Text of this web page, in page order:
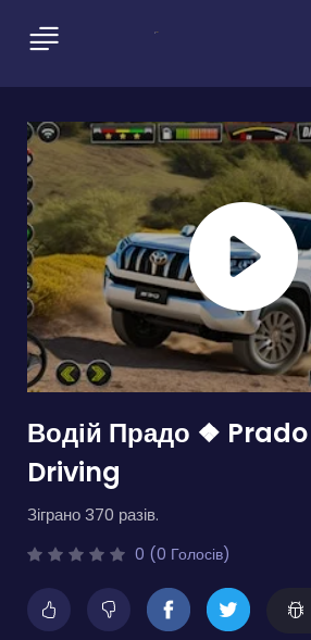
Водій Прадо ❖
Driving
Зіграно 370 разів.
0 (0 Голосів)